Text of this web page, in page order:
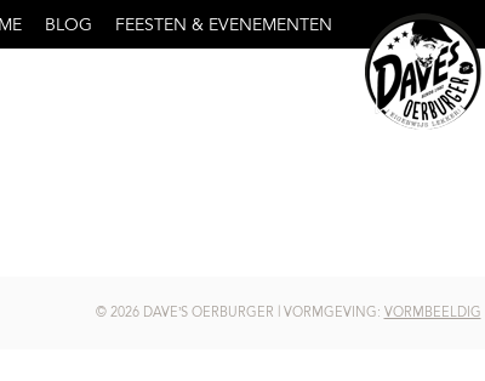
BLOG FEESTEN & EVENEMENTEN
© 2026 DAVE’S OERBURGER | VORMGEVING: VORMBEELDIG